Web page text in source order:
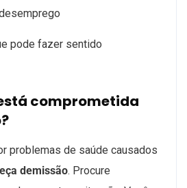
pode fazer sentido
comprometida
problemas de saúde causados
demissão. Procure